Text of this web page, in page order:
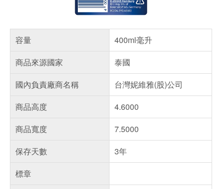
容量
400ml毫升
商品來源國家
泰國
國內負責廠商名稱
台灣妮維雅(股)公司
商品高度
4.6000
商品寬度
7.5000
保存天數
3年
標章